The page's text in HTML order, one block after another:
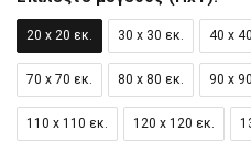
20 x 20 εκ. 30 x 30 εκ. 40 x
70 x 70 εκ. 80 x 80 εκ. 90 x
110 x 110 εκ. 120 x 120 εκ.